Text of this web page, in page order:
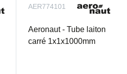
AER774101
Aeronaut - Tube laiton
carré 1x1x1000mm